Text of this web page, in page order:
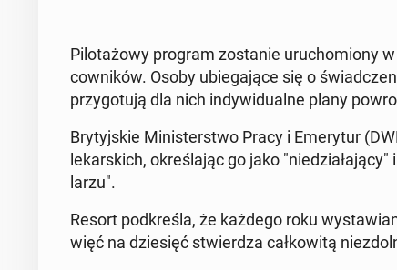
Pi­lo­ta­żo­wy program zo­sta­nie uru­cho­mio­ny
cow­ni­ków. Osoby ubie­ga­ją­ce się o
przy­go­tu­ją dla nich in­dy­wi­du­al­ne plany
Bry­tyj­skie Mi­ni­ster­stwo Pracy i Eme­ry­tur
le­kar­skich, okre­śla­jąc go jako
la­rzu".
Resort pod­kre­śla, że każdego roku
więć na dzie­sięć stwier­dza cał­ko­wi­tą